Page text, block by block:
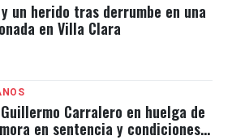
un herido tras derrumbe en una
en Villa Clara
Carralero en huelga de
en sentencia y condiciones